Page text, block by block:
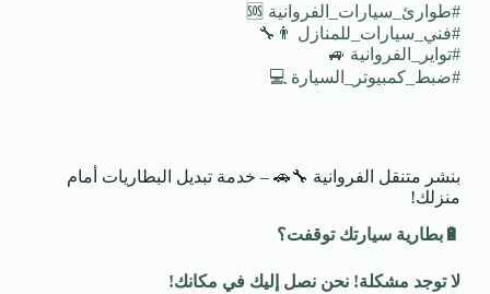
#طوارئ_سيارات_الفروانية 🆘
#فني_سيارات_للمنازل 👨‍🔧
#تواير_الفروانية 🚙
#ضبط_كمبيوتر_السيارة 💻
بنشر متنقل الفروانية 🔧🚗 – خدمة تبديل البطاريات أمام
منزلك!
🔋 بطارية سيارتك توقفت؟
لا توجد مشكلة! نحن نصل إليك في مكانك!